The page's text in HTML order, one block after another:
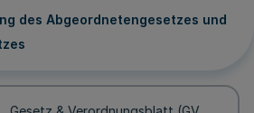
des Abgeordnetengesetzes und